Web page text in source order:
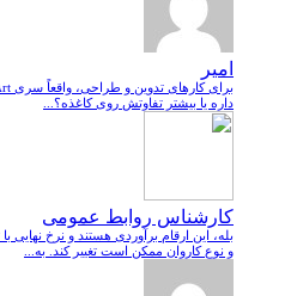
امیر
داره یا بیشتر تفاوتش روی کاغذه؟...
کارشناس روابط عمومی
بله، این ارقام برآوردی هستند و نرخ نهایی
و نوع کاروان ممکن است تغییر کند. به...